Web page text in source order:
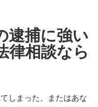
逮捕に強い
律相談なら
しまった、またはあな